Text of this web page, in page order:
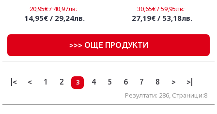
20,95€ / 40,97лв.
14,95€ / 29,24лв.
30,65€ / 59,95лв.
27,19€ / 53,18лв.
>>> ОЩЕ ПРОДУКТИ
|< < 1 2 3 4 5 6 7 8 >
>|
Резултати: 286, Страници:8